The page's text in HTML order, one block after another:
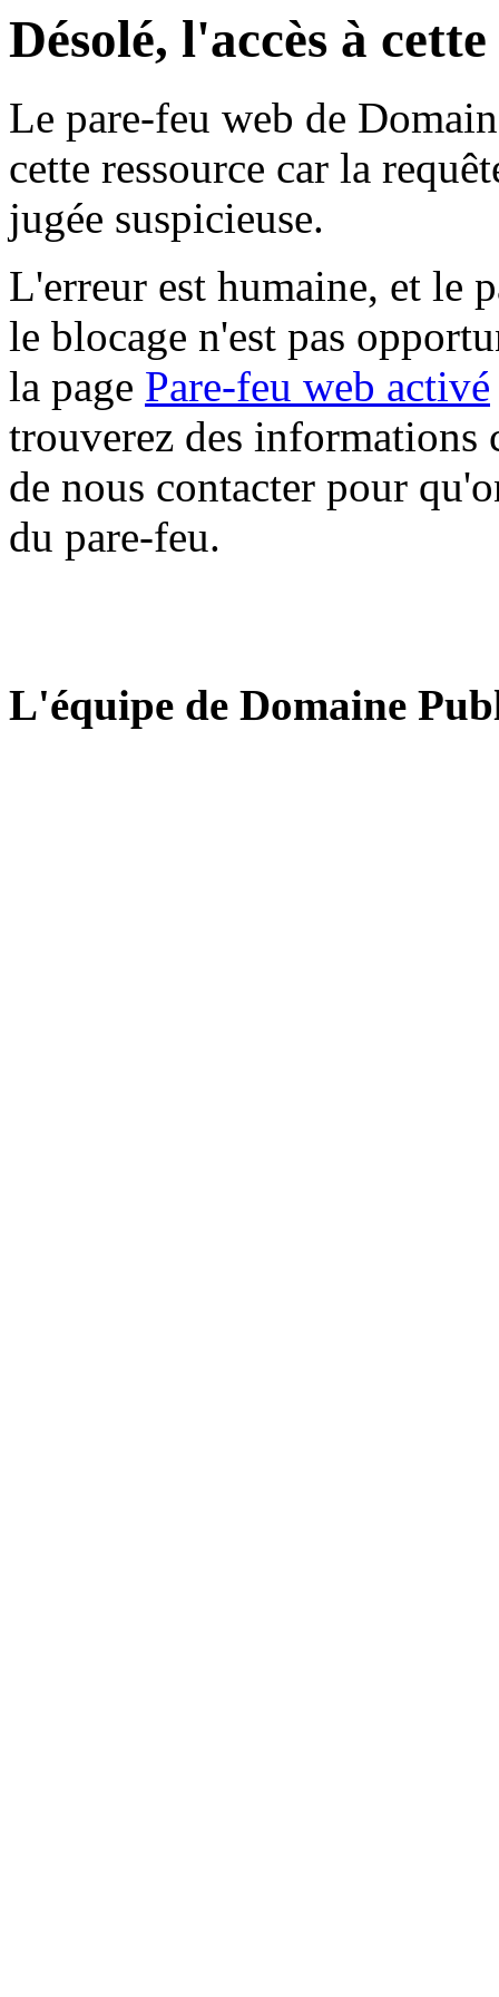
Désolé, l'accès à
Le pare-feu web de
cette ressource car la
jugée suspicieuse.
L'erreur est humaine, et le
le blocage n'est pas
la page Pare-feu web activé
trouverez des informations
de nous contacter pour
du pare-feu.
L'équipe de Domaine